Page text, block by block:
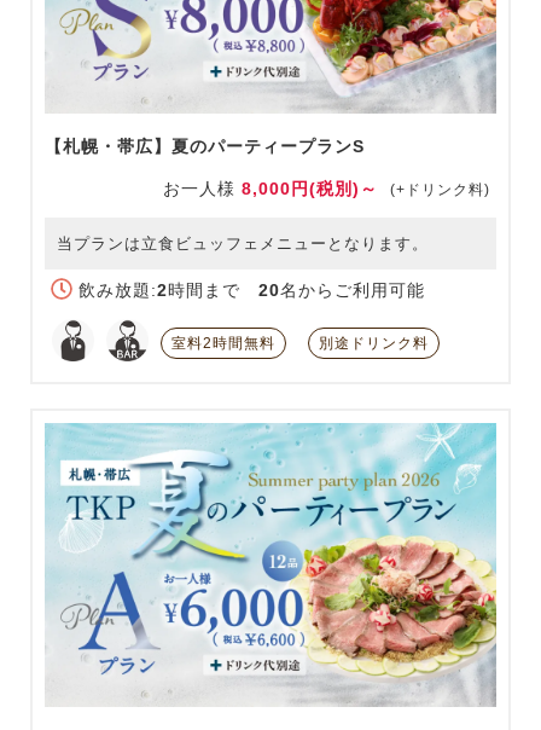
【札幌・帯広】夏のパーティープランS
お一人様 8,000円(税別)～ (+ドリンク料)
当プランは立食ビュッフェメニューとなります。
飲み放題:2時間まで 20名からご利用可能
室料2時間無料 別途ドリンク料